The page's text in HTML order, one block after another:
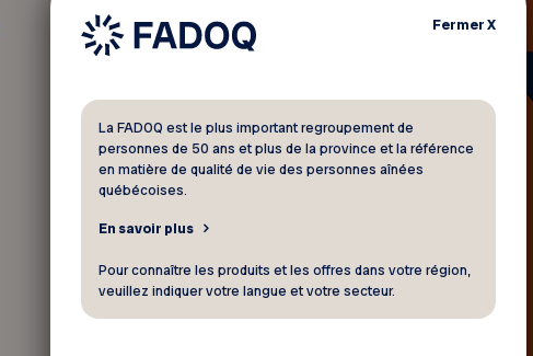
FermerX
La FADOQ est le plus important regroupement de
personnes de 50 ans et plus de la province et la référence
en matière de qualité de vie des personnes aînées
québécoises.
En savoir plus
Pour connaître les produits et les offres dans votre région,
veuillez indiquer votre langue et votre secteur.